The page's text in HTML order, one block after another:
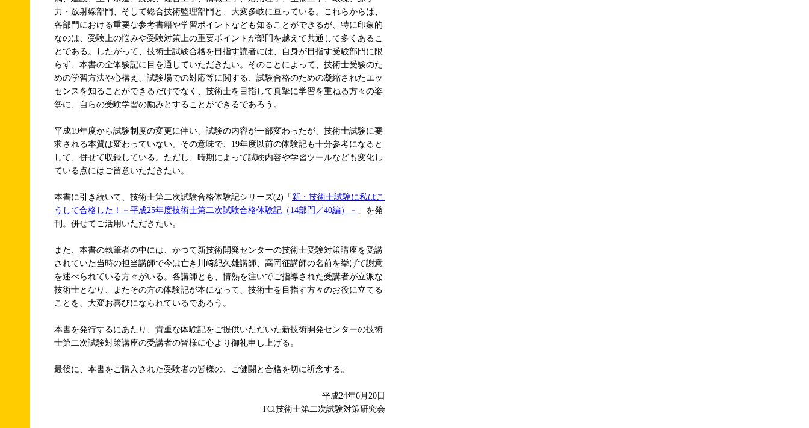
力・放射線部門、そして総合技術監理部門と、大変多岐に亘っている。これらからは、
各部門における重要な参考書籍や学習ポイントなども知ることができるが、特に印象的
なのは、受験上の悩みや受験対策上の重要ポイントが部門を越えて共通して多くあるこ
とである。したがって、技術士試験合格を目指す読者には、自身が目指す受験部門に限
らず、本書の全体験記に目を通していただきたい。そのことによって、技術士受験のた
めの学習方法や心構え、試験場での対応等に関する、試験合格のための凝縮されたエッ
センスを知ることができるだけでなく、技術士を目指して真摯に学習を重ねる方々の姿
勢に、自らの受験学習の励みとすることができるであろう。
平成19年度から試験制度の変更に伴い、試験の内容が一部変わったが、技術士試験に要
求される本質は変わっていない。その意味で、19年度以前の体験記も十分参考になると
して、併せて収録している。ただし、時期によって試験内容や学習ツールなども変化し
ている点にはご留意いただきたい。
本書に引き続いて、技術士第二次試験合格体験記シリーズ(2)「 新・技術士試験に私はこ
うして合格した！－平成25年度技術士第二次試験合格体験記（14部門／40編）－ 」を発
刊。併せてご活用いただきたい。
また、本書の執筆者の中には、かつて新技術開発センターの技術士受験対策講座を受講
されていた当時の担当講師で今は亡き川﨑紀久雄講師、高岡征講師の名前を挙げて謝意
を述べられている方々がいる。各講師とも、情熱を注いでご指導された受講者が立派な
技術士となり、またその方の体験記が本になって、技術士を目指す方々のお役に立てる
ことを、大変お喜びになられているであろう。
本書を発行するにあたり、貴重な体験記をご提供いただいた新技術開発センターの技術
士第二次試験対策講座の受講者の皆様に心より御礼申し上げる。
最後に、本書をご購入された受験者の皆様の、ご健闘と合格を切に祈念する。
平成24年6月20日
TCI技術士第二次試験対策研究会